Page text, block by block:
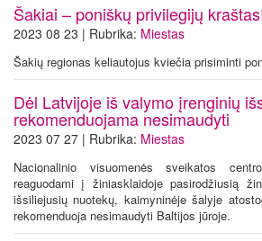
Šakiai – poniškų privilegijų
2023 08 23 | Rubrika: Miestas
Šakių regionas keliautojus kviečia prisiminti
Dėl Latvijoje iš valymo įrenginių
rekomenduojama nesimaudyti
2023 07 27 | Rubrika: Miestas
Nacionalinio visuomenės sveikatos
reaguodami į žiniasklaidoje pasirodžiusią
išsiliejusių nuotekų, kaimyninėje šalyje
rekomenduoja nesimaudyti Baltijos jūroje.